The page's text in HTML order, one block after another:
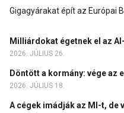
Gigagyárakat épít az Európai
Milliárdokat égetnek el az
2026. JÚLIUS 26.
Döntött a kormány: vége az
2026. JÚLIUS 18.
A cégek imádják az MI-t, de